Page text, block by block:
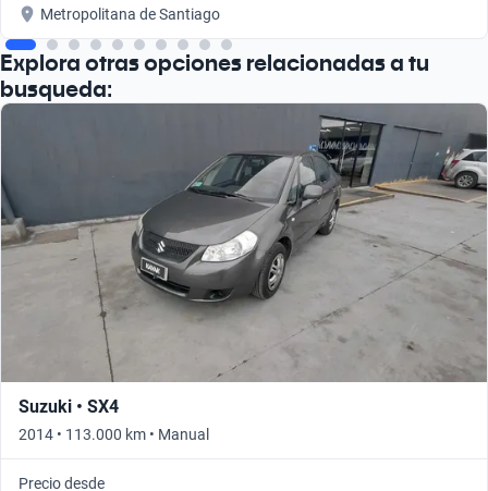
Metropolitana de Santiago
Explora otras opciones relacionadas a tu
busqueda:
Suzuki • SX4
2014 • 113.000 km • Manual
Precio desde